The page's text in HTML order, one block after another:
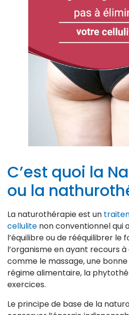
C’est quoi la
ou la
La naturothérapie est un
cellulite non conventionnel qui
l’équilibre ou de rééquilibrer le
l’organisme en ayant recours
comme le massage, une
régime alimentaire, la
exercices.
Le principe de base de la